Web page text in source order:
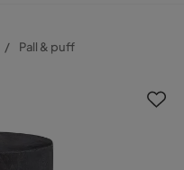
Pall & puff